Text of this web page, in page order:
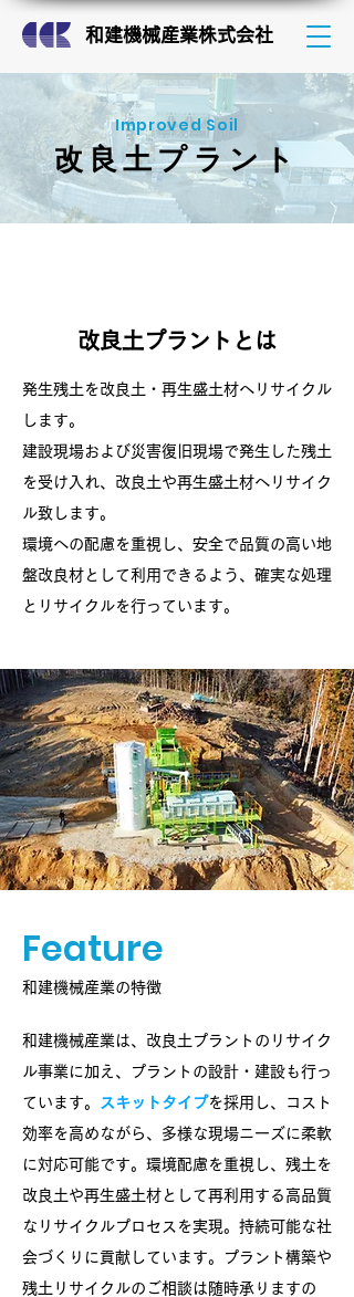
和建機械産業株式会社
改良土プラント
Improved Soil
改良土プラントとは
発生残土を改良土・再生盛土材へリサイクル
します。
建設現場および災害復旧現場で発生した残土
を受け入れ、改良土や再生盛土材へリサイク
ル致します。
環境への配慮を重視し、安全で品質の高い地
盤改良材として利用できるよう、確実な処理
とリサイクルを行っています。
Feature
​和建機械産業の特徴
和建機械産業は、改良土プラントのリサイク
ル事業に加え、プラントの設計・建設も行っ
ています。
スキットタイプを採用し、コスト
効率を高めながら、多様な現場ニーズに柔軟
に対応可能です。環境配慮を重視し、残土を
改良土や再生盛土材として再利用する高品質
なリサイクルプロセスを実現。持続可能な社
会づくりに貢献しています。プラント構築や
残土リサイクルのご相談は随時承りますの